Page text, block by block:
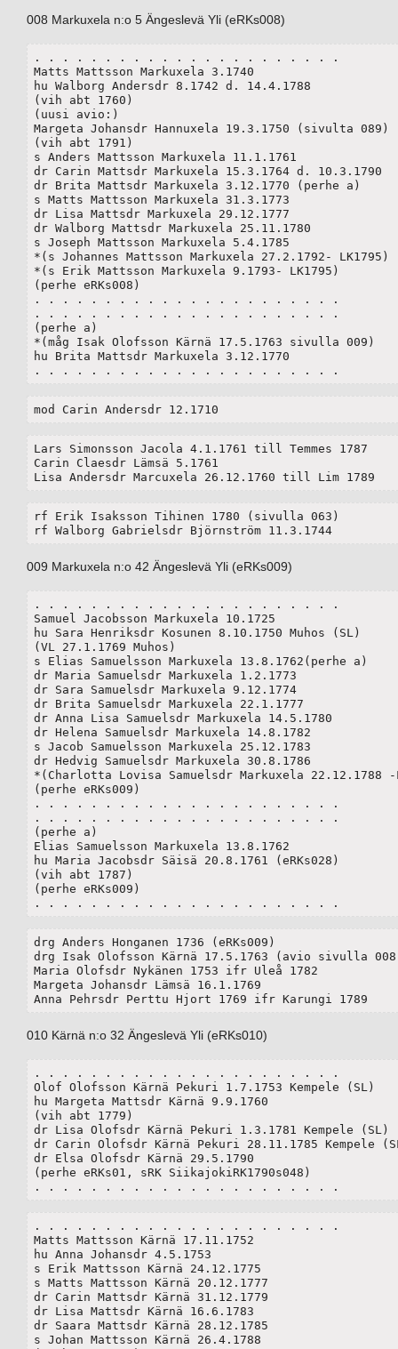
008 Markuxela n:o 5 Ängeslevä Yli (eRKs008)
. . . . . . . . . . . . . . . . . . . . . .
Matts Mattsson Markuxela 3.1740
hu Walborg Andersdr 8.1742 d. 14.4.1788
(vih abt 1760)
(uusi avio:)
Margeta Johansdr Hannuxela 19.3.1750 (sivulta 089)
(vih abt 1791)
s Anders Mattsson Markuxela 11.1.1761
dr Carin Mattsdr Markuxela 15.3.1764 d. 10.3.1790
dr Brita Mattsdr Markuxela 3.12.1770 (perhe a)
s Matts Mattsson Markuxela 31.3.1773
dr Lisa Mattsdr Markuxela 29.12.1777
dr Walborg Mattsdr Markuxela 25.11.1780
s Joseph Mattsson Markuxela 5.4.1785
*(s Johannes Mattsson Markuxela 27.2.1792- LK1795)
*(s Erik Mattsson Markuxela 9.1793- LK1795)
(perhe eRKs008)
. . . . . . . . . . . . . . . . . . . . . .
. . . . . . . . . . . . . . . . . . . . . .
(perhe a)
*(måg Isak Olofsson Kärnä 17.5.1763 sivulla 009)
hu Brita Mattsdr Markuxela 3.12.1770
. . . . . . . . . . . . . . . . . . . . . .
mod Carin Andersdr 12.1710
Lars Simonsson Jacola 4.1.1761 till Temmes 1787
Carin Claesdr Lämsä 5.1761
Lisa Andersdr Marcuxela 26.12.1760 till Lim 1789
rf Erik Isaksson Tihinen 1780 (sivulla 063)
rf Walborg Gabrielsdr Björnström 11.3.1744
009 Markuxela n:o 42 Ängeslevä Yli (eRKs009)
. . . . . . . . . . . . . . . . . . . . . .
Samuel Jacobsson Markuxela 10.1725
hu Sara Henriksdr Kosunen 8.10.1750 Muhos (SL)
(VL 27.1.1769 Muhos)
s Elias Samuelsson Markuxela 13.8.1762(perhe a)
dr Maria Samuelsdr Markuxela 1.2.1773
dr Sara Samuelsdr Markuxela 9.12.1774
dr Brita Samuelsdr Markuxela 22.1.1777
dr Anna Lisa Samuelsdr Markuxela 14.5.1780
dr Helena Samuelsdr Markuxela 14.8.1782
s Jacob Samuelsson Markuxela 25.12.1783
dr Hedvig Samuelsdr Markuxela 30.8.1786
*(Charlotta Lovisa Samuelsdr Markuxela 22.12.1788 -
(perhe eRKs009)
. . . . . . . . . . . . . . . . . . . . . .
. . . . . . . . . . . . . . . . . . . . . .
(perhe a)
Elias Samuelsson Markuxela 13.8.1762
hu Maria Jacobsdr Säisä 20.8.1761 (eRKs028)
(vih abt 1787)
(perhe eRKs009)
. . . . . . . . . . . . . . . . . . . . . .
drg Anders Honganen 1736 (eRKs009)
drg Isak Olofsson Kärnä 17.5.1763 (avio sivulla
Maria Olofsdr Nykänen 1753 ifr Uleå 1782
Margeta Johansdr Lämsä 16.1.1769
Anna Pehrsdr Perttu Hjort 1769 ifr Karungi 1789
010 Kärnä n:o 32 Ängeslevä Yli (eRKs010)
. . . . . . . . . . . . . . . . . . . . . .
Olof Olofsson Kärnä Pekuri 1.7.1753 Kempele (SL)
hu Margeta Mattsdr Kärnä 9.9.1760
(vih abt 1779)
dr Lisa Olofsdr Kärnä Pekuri 1.3.1781 Kempele (SL)
dr Carin Olofsdr Kärnä Pekuri 28.11.1785 Kempele
dr Elsa Olofsdr Kärnä 29.5.1790
(perhe eRKs01, sRK SiikajokiRK1790s048)
. . . . . . . . . . . . . . . . . . . . . .
. . . . . . . . . . . . . . . . . . . . . .
Matts Mattsson Kärnä 17.11.1752
hu Anna Johansdr 4.5.1753
s Erik Mattsson Kärnä 24.12.1775
s Matts Mattsson Kärnä 20.12.1777
dr Carin Mattsdr Kärnä 31.12.1779
dr Lisa Mattsdr Kärnä 16.6.1783
dr Saara Mattsdr Kärnä 28.12.1785
s Johan Mattsson Kärnä 26.4.1788